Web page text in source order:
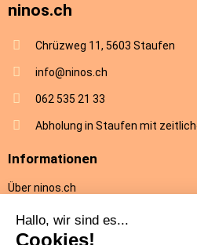
ninos.ch
Chrüzweg 11, 5603 Staufen
info@ninos.ch
062 535 21 33
Abholung in Staufen mit
Informationen
Über ninos.ch
AGB
Versandkosten & Lieferung